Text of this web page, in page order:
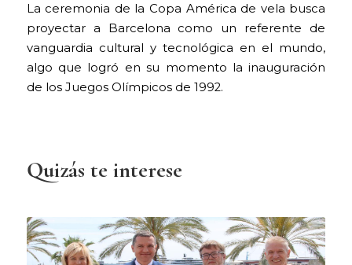
La ceremonia de la Copa América de vela busca
proyectar a Barcelona como un referente de
vanguardia cultural y tecnológica en el mundo,
algo que logró en su momento la inauguración
de los Juegos Olímpicos de 1992.
Quizás te interese